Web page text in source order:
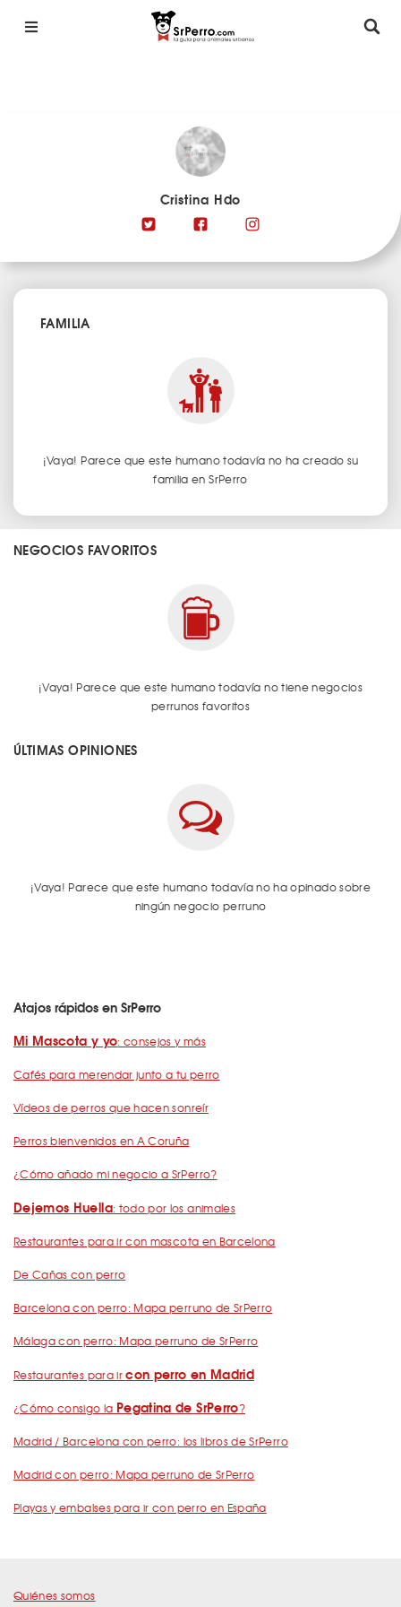
Cristina Hdo
FAMILIA
¡Vaya! Parece que este humano todavía no ha creado su
familia en SrPerro
NEGOCIOS FAVORITOS
¡Vaya! Parece que este humano todavía no tiene negocios
perrunos favoritos
ÚLTIMAS OPINIONES
¡Vaya! Parece que este humano todavía no ha opinado sobre
ningún negocio perruno
Atajos rápidos en SrPerro
Mi Mascota y yo: consejos y más
Cafés para merendar junto a tu perro
Vídeos de perros que hacen sonreír
Perros bienvenidos en A Coruña
¿Cómo añado mi negocio a SrPerro?
Dejemos Huella: todo por los animales
Restaurantes para ir con mascota en Barcelona
De Cañas con perro
Barcelona con perro: Mapa perruno de SrPerro
Málaga con perro: Mapa perruno de SrPerro
Restaurantes para ircon perro en Madrid
¿Cómo consigo la Pegatina de SrPerro?
Madrid / Barcelona con perro: los libros de SrPerro
Madrid con perro: Mapa perruno de SrPerro
Playas y embalses para ir con perro en España
Quiénes somos